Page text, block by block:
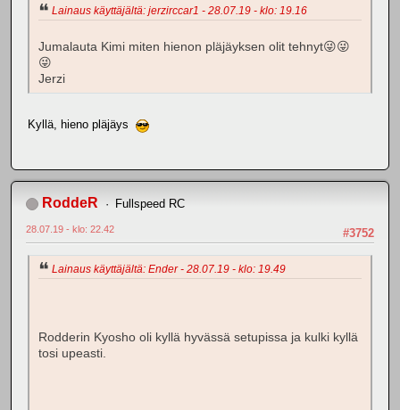
Lainaus käyttäjältä: jerzirccar1 - 28.07.19 - klo: 19.16
Jumalauta Kimi miten hienon pläjäyksen olit tehnyt😜😜
😜
Jerzi
Kyllä, hieno pläjäys
RoddeR Fullspeed RC
#3752
28.07.19 - klo: 22.42
Lainaus käyttäjältä: Ender - 28.07.19 - klo: 19.49
Rodderin Kyosho oli kyllä hyvässä setupissa ja kulki kyllä
tosi upeasti.